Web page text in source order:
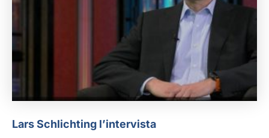
Lars Schlichting l’intervista